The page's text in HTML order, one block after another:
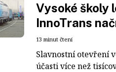
Vysoké školy
InnoTrans
13 minut čtení
Slavnostní otevření
účasti více než